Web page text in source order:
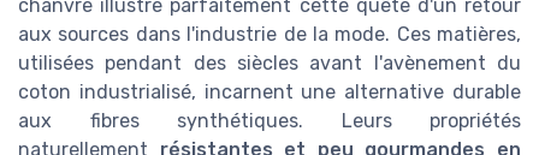
chanvre illustre parfaitement cette quête d'un retour
aux sources dans l'industrie de la mode. Ces matières,
utilisées pendant des siècles avant l'avènement du
coton industrialisé, incarnent une alternative durable
aux fibres synthétiques. Leurs propriétés
naturellement résistantes et peu gourmandes en